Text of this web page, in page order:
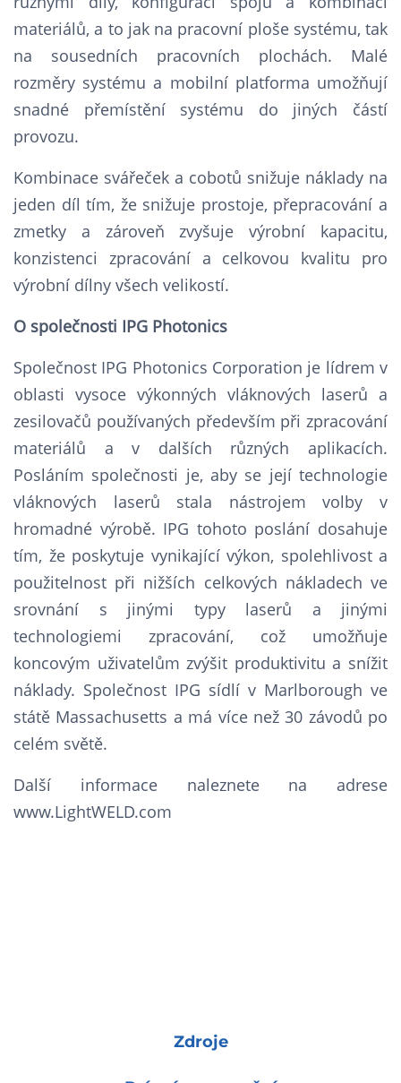
materiálů, a to jak na pracovní ploše systému, tak
na sousedních pracovních plochách. Malé
rozměry systému a mobilní platforma umožňují
snadné přemístění systému do jiných částí
provozu.
Kombinace svářeček a cobotů snižuje náklady na
jeden díl tím, že snižuje prostoje, přepracování a
zmetky a zároveň zvyšuje výrobní kapacitu,
konzistenci zpracování a celkovou kvalitu pro
výrobní dílny všech velikostí.
O společnosti IPG Photonics
Společnost IPG Photonics Corporation je lídrem v
oblasti vysoce výkonných vláknových laserů a
zesilovačů používaných především při zpracování
materiálů a v dalších různých aplikacích.
Posláním společnosti je, aby se její technologie
vláknových laserů stala nástrojem volby v
hromadné výrobě. IPG tohoto poslání dosahuje
tím, že poskytuje vynikající výkon, spolehlivost a
použitelnost při nižších celkových nákladech ve
srovnání s jinými typy laserů a jinými
technologiemi zpracování, což umožňuje
koncovým uživatelům zvýšit produktivitu a snížit
náklady. Společnost IPG sídlí v Marlborough ve
státě Massachusetts a má více než 30 závodů po
celém světě.
Další informace naleznete na adrese
www.LightWELD.com
Zdroje